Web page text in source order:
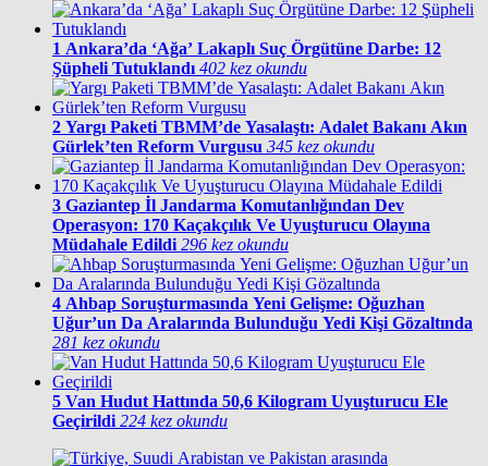
1 Ankara’da ‘Ağa’ Lakaplı Suç Örgütüne Darbe: 12
Şüpheli Tutuklandı 402 kez okundu
2 Yargı Paketi TBMM’de Yasalaştı: Adalet Bakanı Akın
Gürlek’ten Reform Vurgusu 345 kez okundu
3 Gaziantep İl Jandarma Komutanlığından Dev
Operasyon: 170 Kaçakçılık Ve Uyuşturucu Olayına
Müdahale Edildi 296 kez okundu
4 Ahbap Soruşturmasında Yeni Gelişme: Oğuzhan
Uğur’un Da Aralarında Bulunduğu Yedi Kişi Gözaltında
281 kez okundu
5 Van Hudut Hattında 50,6 Kilogram Uyuşturucu Ele
Geçirildi 224 kez okundu